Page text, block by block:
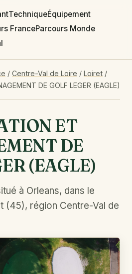
TechniqueÉquipement
FranceParcours Monde
/ Centre-Val de Loire / Loiret /
DE GOLF LEGER (EAGLE)
ET
DE
(EAGLE)
à Orleans, dans le
(45), région Centre-Val de